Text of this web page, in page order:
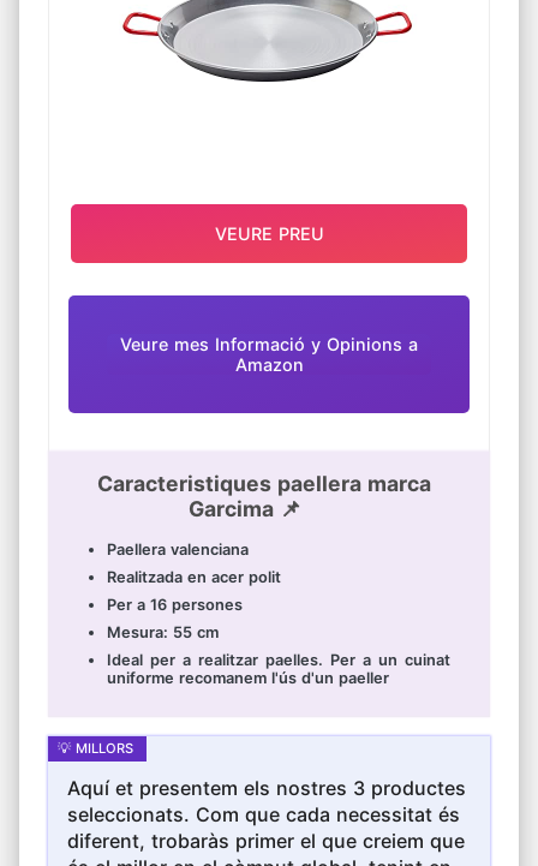
Veure mes Informació y Opinions a
Amazon
Caracteristiques paellera marca
Garcima 📌
Paellera valenciana
Realitzada en acer polit
Per a 16 persones
Mesura: 55 cm
Ideal per a realitzar paelles. Per a un cuinat
uniforme recomanem l'ús d'un paeller
VEURE PREU
Aquí et presentem els nostres 3 productes
seleccionats. Com que cada necessitat és
diferent, trobaràs primer el que creiem que